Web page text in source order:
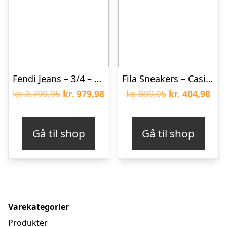
Fendi Jeans – 3/4 – Hvid
kr.2.799,95 Den
kr. 2.799,95.
kr. 979,98Den
kr. 979,98.
Gå til shop
Fila Sneakers – Casim Wmn – White/Pink Nectar
kr.899,95 Den
kr. 899,95.
kr. 404,98Den
kr.
Gå til shop
Varekategorier
Produkter